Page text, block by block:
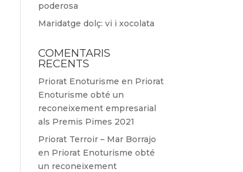
poderosa
Maridatge dolç: vi i xocolata
COMENTARIS
RECENTS
Priorat Enoturisme en Priorat
Enoturisme obté un
reconeixement empresarial
als Premis Pimes 2021
Priorat Terroir – Mar Borrajo
en Priorat Enoturisme obté
un reconeixement